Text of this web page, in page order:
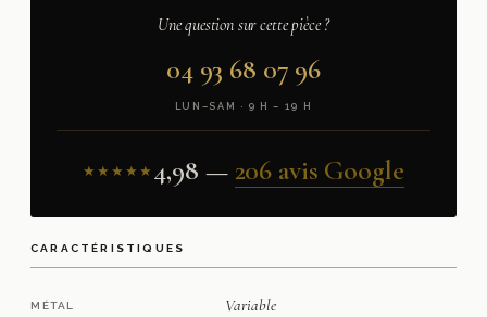
Une question sur cette pièce ?
04 93 68 07 96
LUN–SAM · 9 H – 19 H
★★★★★4,98 —206 avis Google
CARACTÉRISTIQUES
MÉTAL Variable